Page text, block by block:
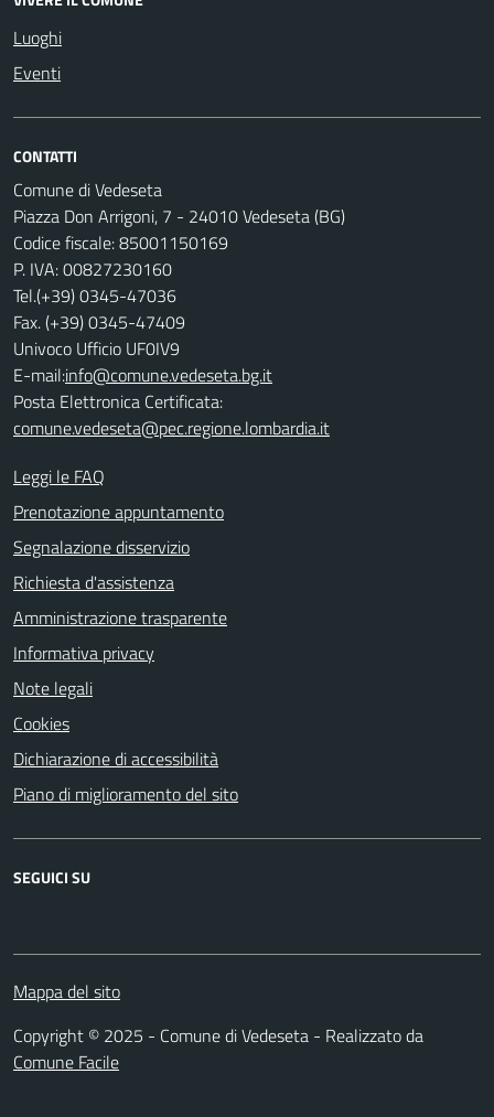
Luoghi
Eventi
CONTATTI
Comune di Vedeseta
Piazza Don Arrigoni, 7 - 24010 Vedeseta (BG)
Codice fiscale: 85001150169
P. IVA: 00827230160
Tel.(+39) 0345-47036
Fax. (+39) 0345-47409
Univoco Ufficio UF0IV9
E-mail:info@comune.vedeseta.bg.it
Posta Elettronica Certificata:
comune.vedeseta@pec.regione.lombardia.it
Leggi le FAQ
Prenotazione appuntamento
Segnalazione disservizio
Richiesta d'assistenza
Amministrazione trasparente
Informativa privacy
Note legali
Cookies
Dichiarazione di accessibilità
Piano di miglioramento del sito
SEGUICI SU
Mappa del sito
Copyright © 2025 - Comune di Vedeseta - Realizzato da
Comune Facile